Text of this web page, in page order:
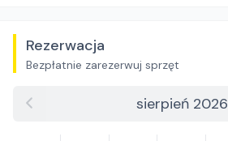
Rezerwacja
Bezpłatnie zarezerwuj sprzęt
sierpień 2026